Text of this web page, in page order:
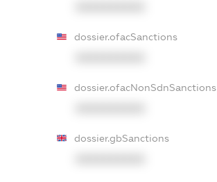
dossier.ofacSanctions
dossier.ofacNonSdnSanctions
dossier.gbSanctions